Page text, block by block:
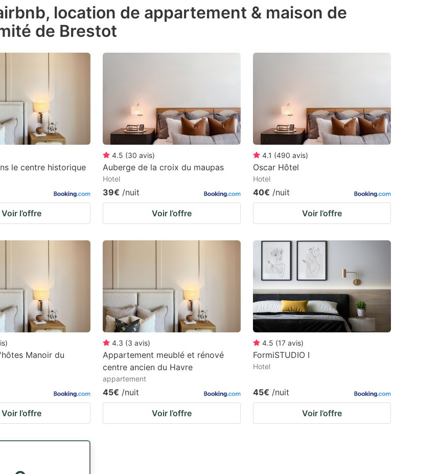
location de appartement & maison de
de Brestot
le centre historique
Voir l’offre
4.5 (30 avis)
Auberge de la croix du maupas
Hotel
39€ /nuit
Voir l’offre
4.1 (490 avis)
Oscar Hôtel
Hotel
40€ /nuit
Voir l’offre
)
Manoir du
Voir l’offre
4.3 (3 avis)
Appartement meublé et rénové
centre ancien du Havre
appartement
45€ /nuit
Voir l’offre
4.5 (17 avis)
FormiSTUDIO I
Hotel
45€ /nuit
Voir l’offre